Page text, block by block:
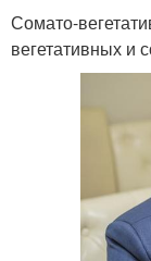
Сомато-
вегетативных и